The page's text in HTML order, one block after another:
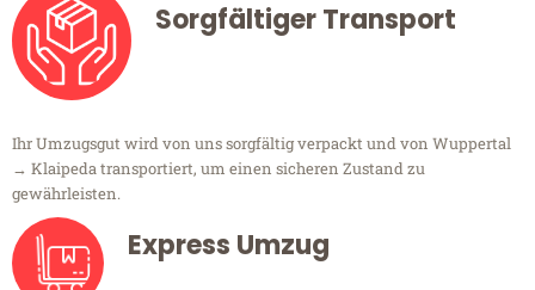
Sorgfältiger Transport
Ihr Umzugsgut wird von uns sorgfältig verpackt und von Wuppertal
→ Klaipeda transportiert, um einen sicheren Zustand zu
gewährleisten.
Express Umzug